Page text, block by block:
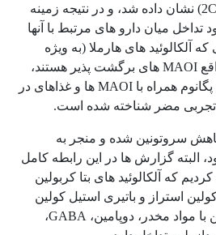
2C19, 3A4, 2B6, 2D6, 2E1) نشان داده شد، و در نتیجه زمینه
تداخل میان دارو های مرتبط با آنها
آلکالوئید های هارملا (به ویژه
هارمین و هارمالین) در واقع MAOI های برگشت پذیر هستند،
مصرف محصولات حاوی پگانوم همراه با MAOI ها و غذاهای در
تجربی مضر شناخته شده است.
سروتونین شده و منجر به
البته گزارش ها در این رابطه کامل
که آلکالوئید های بتا کربولین
استراز و باتیری استیل کولین
استراز می شود و همچنین با مواد مخدر، دوپامین، GABA،